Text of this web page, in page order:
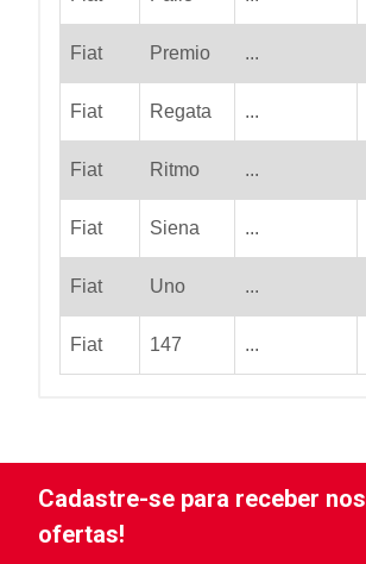
Fiat Premio ...
Fiat Regata ...
Fiat Ritmo ...
Fiat Siena ...
Fiat Uno ...
Fiat 147 ...
Cadastre-se para receber
ofertas!